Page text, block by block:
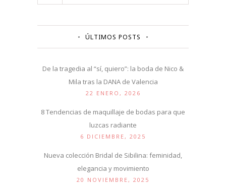
ÚLTIMOS POSTS
De la tragedia al “sí, quiero”: la boda de Nico &
Mila tras la DANA de Valencia
22 ENERO, 2026
8 Tendencias de maquillaje de bodas para que
luzcas radiante
6 DICIEMBRE, 2025
Nueva colección Bridal de Sibilina: feminidad,
elegancia y movimiento
20 NOVIEMBRE, 2025